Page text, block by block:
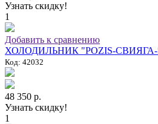
Узнать скидку!
1
Добавить к сравнению
ХОЛОДИЛЬНИК "POZIS-СВИЯГА-
Код: 42032
48 350 р.
Узнать скидку!
1